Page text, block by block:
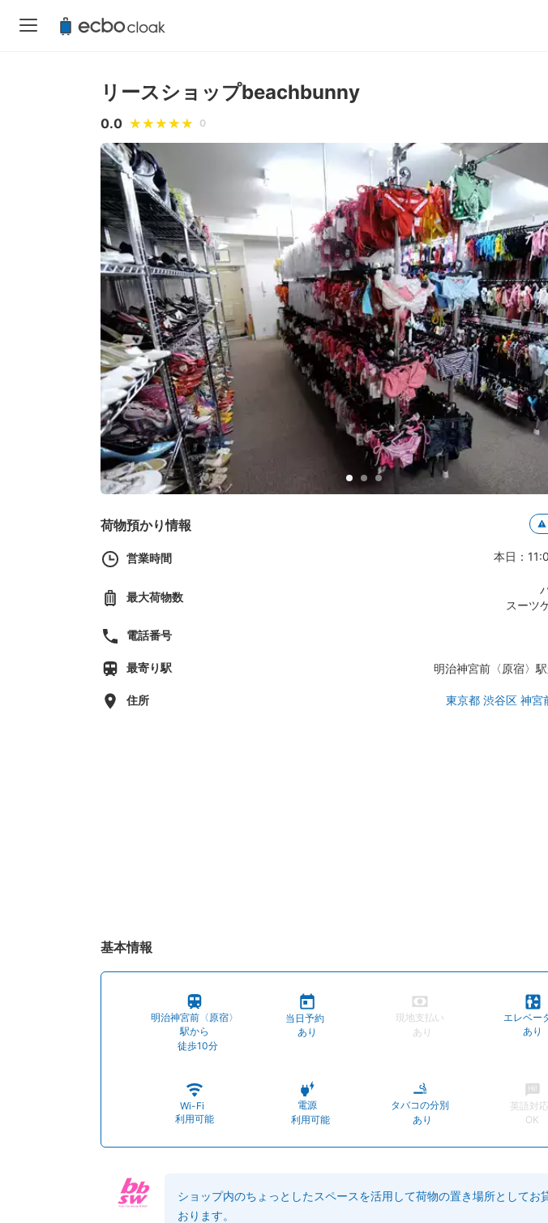
リースショップbeachbunny
0.0 0
荷物預かり情報
営業時間
本日：
月曜日：
木曜日：
金曜日：
最大荷物数
スーツ
電話番号
最寄り駅 明治神宮前〈原宿〉
住所 東京都 渋谷区 神
基本情報
明治神宮前〈原宿〉
駅から
徒歩10分
当日予約
あり
現地支払い
あり
エレベー
あり
Wi-Fi
利用可能
電源
利用可能
タバコの分別
あり
英語対応
OK
ショップ内のちょっとしたスペースを活用して荷物の置き場所としてお
おります。